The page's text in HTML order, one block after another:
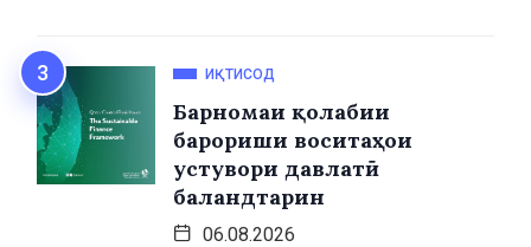
ИҚТИСОД
Барномаи қолабии
барориши воситаҳои
устувори давлатӣ
баландтарин
06.08.2026